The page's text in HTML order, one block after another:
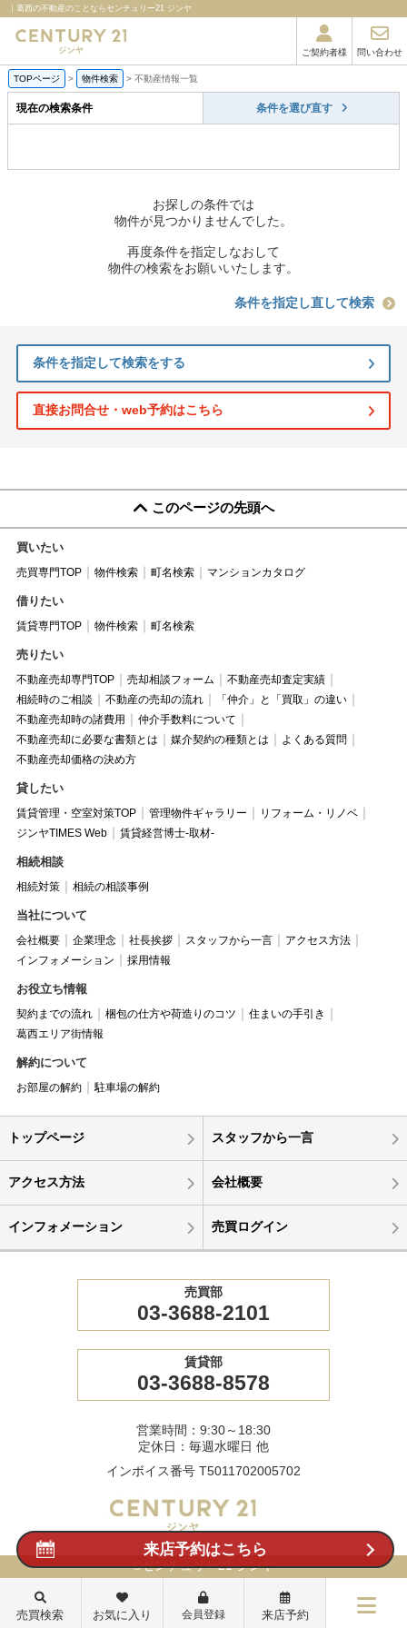
｜葛西の不動産のことならセンチュリー21 ジンヤ
ご契約者様 問い合わせ
TOPページ > 物件検索 > 不動産情報一覧
現在の検索条件 条件を選び直す
お探しの条件では
物件が見つかりませんでした。
再度条件を指定しなおして
物件の検索をお願いいたします。
条件を指定し直して検索
条件を指定して検索をする
直接お問合せ・web予約はこちら
このページの先頭へ
買いたい
売買専門TOP 物件検索 町名検索 マンションカタログ
借りたい
賃貸専門TOP 物件検索 町名検索
売りたい
不動産売却専門TOP 売却相談フォーム
不動産売却査定実績
相続時のご相談
不動産の売却の流れ
「仲介」と「買取」の違い
不動産売却時の諸費用
仲介手数料について
不動産売却に必要な書類とは
媒介契約の種類とは
よくある質問
不動産売却価格の決め方
貸したい
賃貸管理・空室対策TOP 管理物件ギャラリー
リフォーム・リノベ
ジンヤTIMES Web
賃貸経営博士-取材-
相続相談
相続対策 相続の相談事例
当社について
会社概要 企業理念 社長挨拶 スタッフから一言
アクセス方法
インフォメーション
採用情報
お役立ち情報
契約までの流れ 梱包の仕方や荷造りのコツ
住まいの手引き
葛西エリア街情報
解約について
お部屋の解約 駐車場の解約
トップページ スタッフから一言
アクセス方法 会社概要
インフォメーション 売買ログイン
売買部
03-3688-2101
賃貸部
03-3688-8578
営業時間：9:30～18:30
定休日：毎週水曜日 他
インボイス番号 T5011702005702
©センチュリー21 ジンヤ
来店予約はこちら
売買検索 お気に入り 会員登録 来店予約